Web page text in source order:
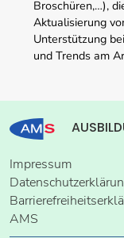
Broschüren,…),
Aktualisierung
Unterstützung
und Trends am
Impressum
AMS